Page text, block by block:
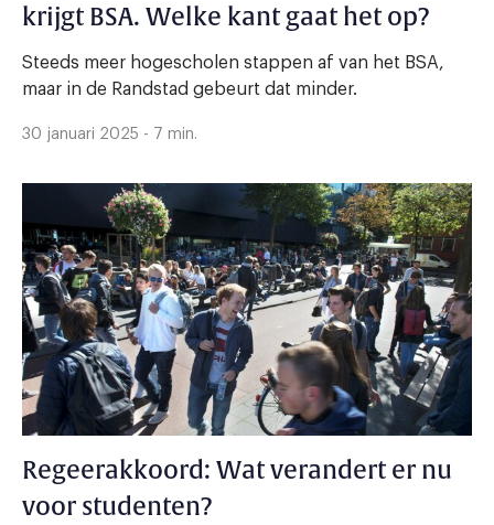
krijgt BSA. Welke kant gaat het op?
Steeds meer hogescholen stappen af van het BSA,
maar in de Randstad gebeurt dat minder.
30 januari 2025 - 7 min.
Regeerakkoord: Wat verandert er nu
voor studenten?